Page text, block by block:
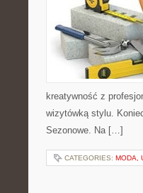
kreatywność z
wizytówką stylu.
Sezonowe. Na […]
CATEGORIES: MODA,